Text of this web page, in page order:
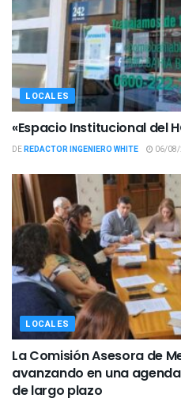
LOCALES
«Espacio Institucional del
DEREDACTOR INGENIERO WHITE 06/
LOCALES
La Comisión Asesora de
avanzando en una
de largo plazo